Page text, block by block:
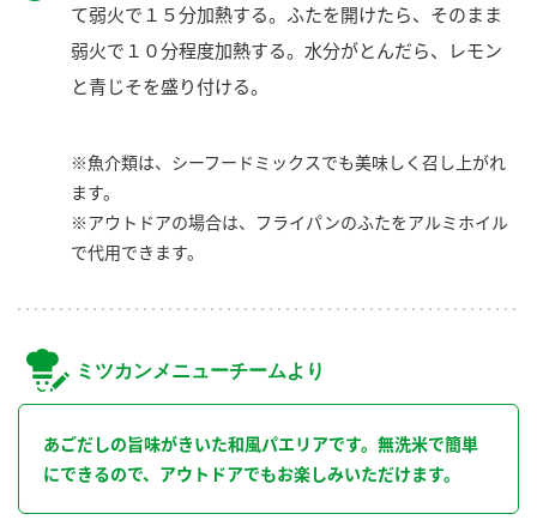
て弱火で１５分加熱する。ふたを開けたら、そのまま
弱火で１０分程度加熱する。水分がとんだら、レモン
と青じそを盛り付ける。
※魚介類は、シーフードミックスでも美味しく召し上がれ
ます。
※アウトドアの場合は、フライパンのふたをアルミホイル
で代用できます。
ミツカンメニューチームより
あごだしの旨味がきいた和風パエリアです。無洗米で簡単
にできるので、アウトドアでもお楽しみいただけます。